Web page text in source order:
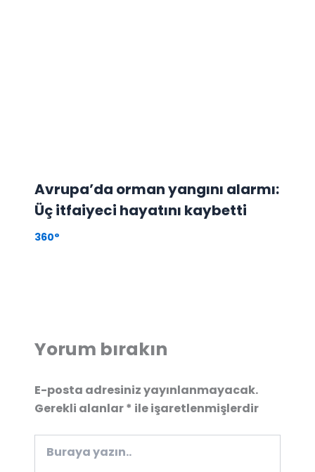
Avrupa’da orman yangını alarmı:
Üç itfaiyeci hayatını kaybetti
360°
Yorum bırakın
E-posta adresiniz yayınlanmayacak.
Gerekli alanlar* ile işaretlenmişlerdir
yazın..